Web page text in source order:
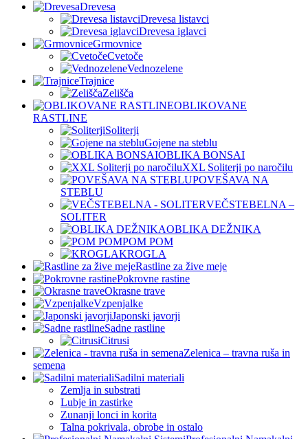
Drevesa
Drevesa listavci
Drevesa iglavci
Grmovnice
Cvetoče
Vednozelene
Trajnice
Zelišča
OBLIKOVANE
RASTLINE
Soliterji
Gojene na steblu
OBLIKA BONSAI
XXL Soliterji po naročilu
POVEŠAVA NA
STEBLU
VEČSTEBELNA –
SOLITER
OBLIKA DEŽNIKA
POM POM
KROGLA
Rastline za žive meje
Pokrovne rastine
Okrasne trave
Vzpenjalke
Japonski javorji
Sadne rastline
Citrusi
Zelenica – travna ruša in
semena
Sadilni materiali
Zemlja in substrati
Lubje in zastirke
Zunanji lonci in korita
Talna pokrivala, obrobe in ostalo